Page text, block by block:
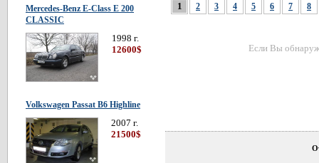
Mercedes-Benz E-Class E 200
CLASSIC
1998 г.
12600$
Volkswagen Passat В6 Highline
2007 г.
21500$
1 2 3 4 5 6 7 8
Если Вы